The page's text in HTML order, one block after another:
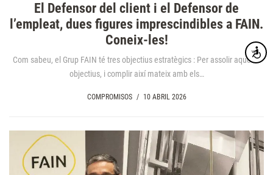
El Defensor del client i el Defensor de
l’empleat, dues figures imprescindibles a FAIN.
Coneix-les!
Com sabeu, el Grup FAIN té tres objectius estratègics : Per assolir aquests
objectius, i complir així mateix amb els…
COMPROMISOS / 10 ABRIL 2026